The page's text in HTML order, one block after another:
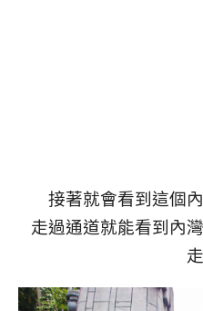
接著就會看到這個
走過通道就能看到內